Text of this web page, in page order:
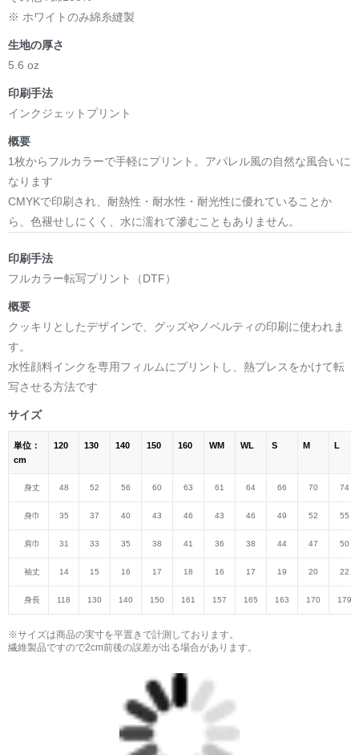
※ ホワイトのみ綿糸縫製
生地の厚さ
5.6 oz
印刷手法
インクジェットプリント
概要
1枚からフルカラーで手軽にプリント。アパレル風の自然な風合いに
なります
CMYKで印刷され、耐熱性・耐水性・耐光性に優れていることか
ら、色褪せしにくく、水に濡れて滲むこともありません。
印刷手法
フルカラー転写プリント（DTF）
概要
クッキリとしたデザインで、グッズやノベルティの印刷に使われま
す。
水性顔料インクを専用フィルムにプリントし、熱プレスをかけて転
写させる方法です
サイズ
単位：
cm
120 130 140 150 160 WM WL S M L
身丈 48 52 56 60 63 61 64 66 70 74
身巾 35 37 40 43 46 43 46 49 52 55
肩巾 31 33 35 38 41 36 38 44 47 50
袖丈 14 15 16 17 18 16 17 19 20 22
身長 118 130 140 150 161 157 165 163 170 179
※サイズは商品の実寸を平置きで計測しております。
繊維製品ですので2cm前後の誤差が出る場合があります。